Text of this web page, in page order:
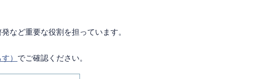
など重要な役割を担っています。
） でご確認ください。